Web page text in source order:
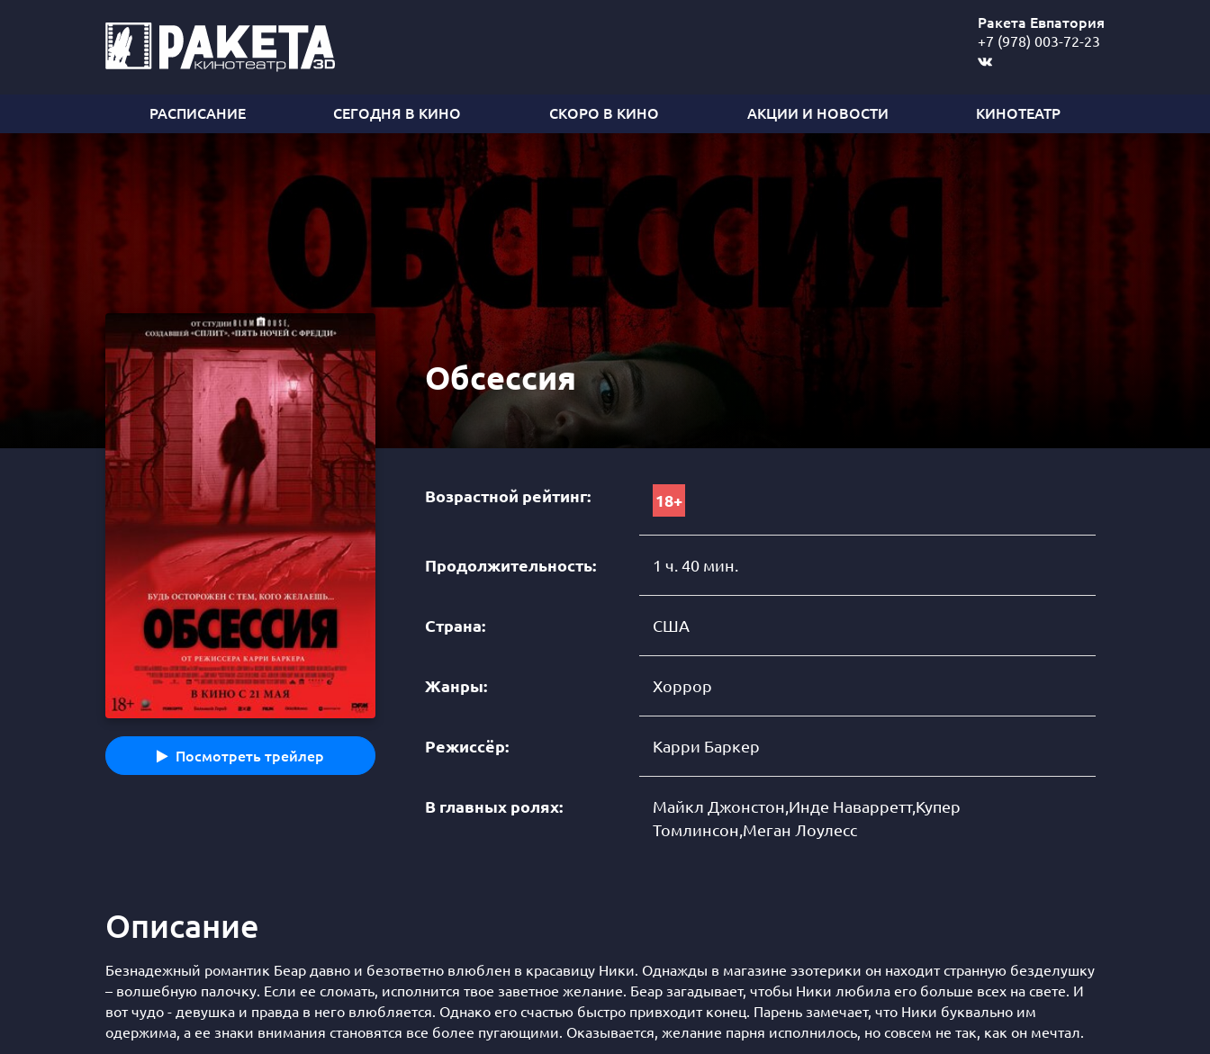
Ракета Евпатория
+7 (978) 003-72-23
РАСПИСАНИЕ СЕГОДНЯ В КИНО СКОРО В КИНО АКЦИИ И НОВОСТИ КИНОТЕАТР
Посмотреть трейлер
Обсессия
Возрастной рейтинг: 18+
Продолжительность: 1 ч. 40 мин.
Страна: США
Жанры: Хоррор
Режиссёр: Карри Баркер
В главных ролях:
Майкл Джонстон,Инде Наварретт,Купер
Томлинсон,Меган Лоулесс
Описание
Безнадежный романтик Беар давно и безответно влюблен в красавицу Ники. Однажды в магазине эзотерики он находит странную безделушку
– волшебную палочку. Если ее сломать, исполнится твое заветное желание. Беар загадывает, чтобы Ники любила его больше всех на свете. И
вот чудо - девушка и правда в него влюбляется. Однако его счастью быстро привходит конец. Парень замечает, что Ники буквально им
одержима, а ее знаки внимания становятся все более пугающими. Оказывается, желание парня исполнилось, но совсем не так, как он мечтал.